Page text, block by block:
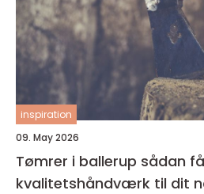
inspiration
09. May 2026
Tømrer i ballerup sådan får du
kvalitetshåndværk til dit